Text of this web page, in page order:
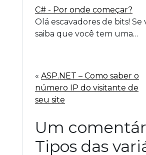
C# - Por onde começar?
Olá escavadores de bits!
saiba que você tem uma…
« ASP.NET – Como saber o
número IP do visitante de
seu site
Um
Tipos das